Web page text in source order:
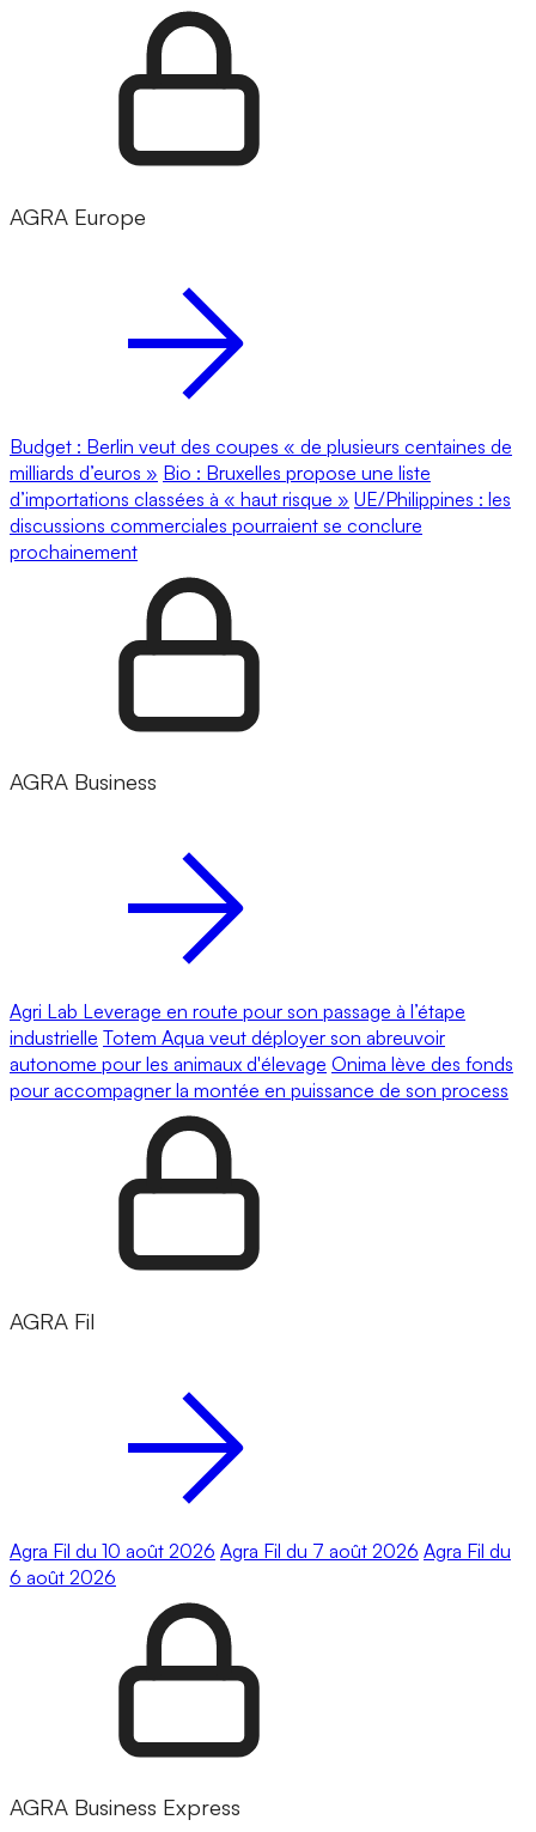
AGRA Europe
Budget : Berlin veut des coupes « de plusieurs centaines de
milliards d’euros » Bio : Bruxelles propose une liste
d’importations classées à « haut risque » UE/Philippines : les
discussions commerciales pourraient se conclure
prochainement
AGRA Business
Agri Lab Leverage en route pour son passage à l’étape
industrielle Totem Aqua veut déployer son abreuvoir
autonome pour les animaux d'élevage Onima lève des fonds
pour accompagner la montée en puissance de son process
AGRA Fil
Agra Fil du 10 août 2026 Agra Fil du 7 août 2026 Agra Fil du
6 août 2026
AGRA Business Express